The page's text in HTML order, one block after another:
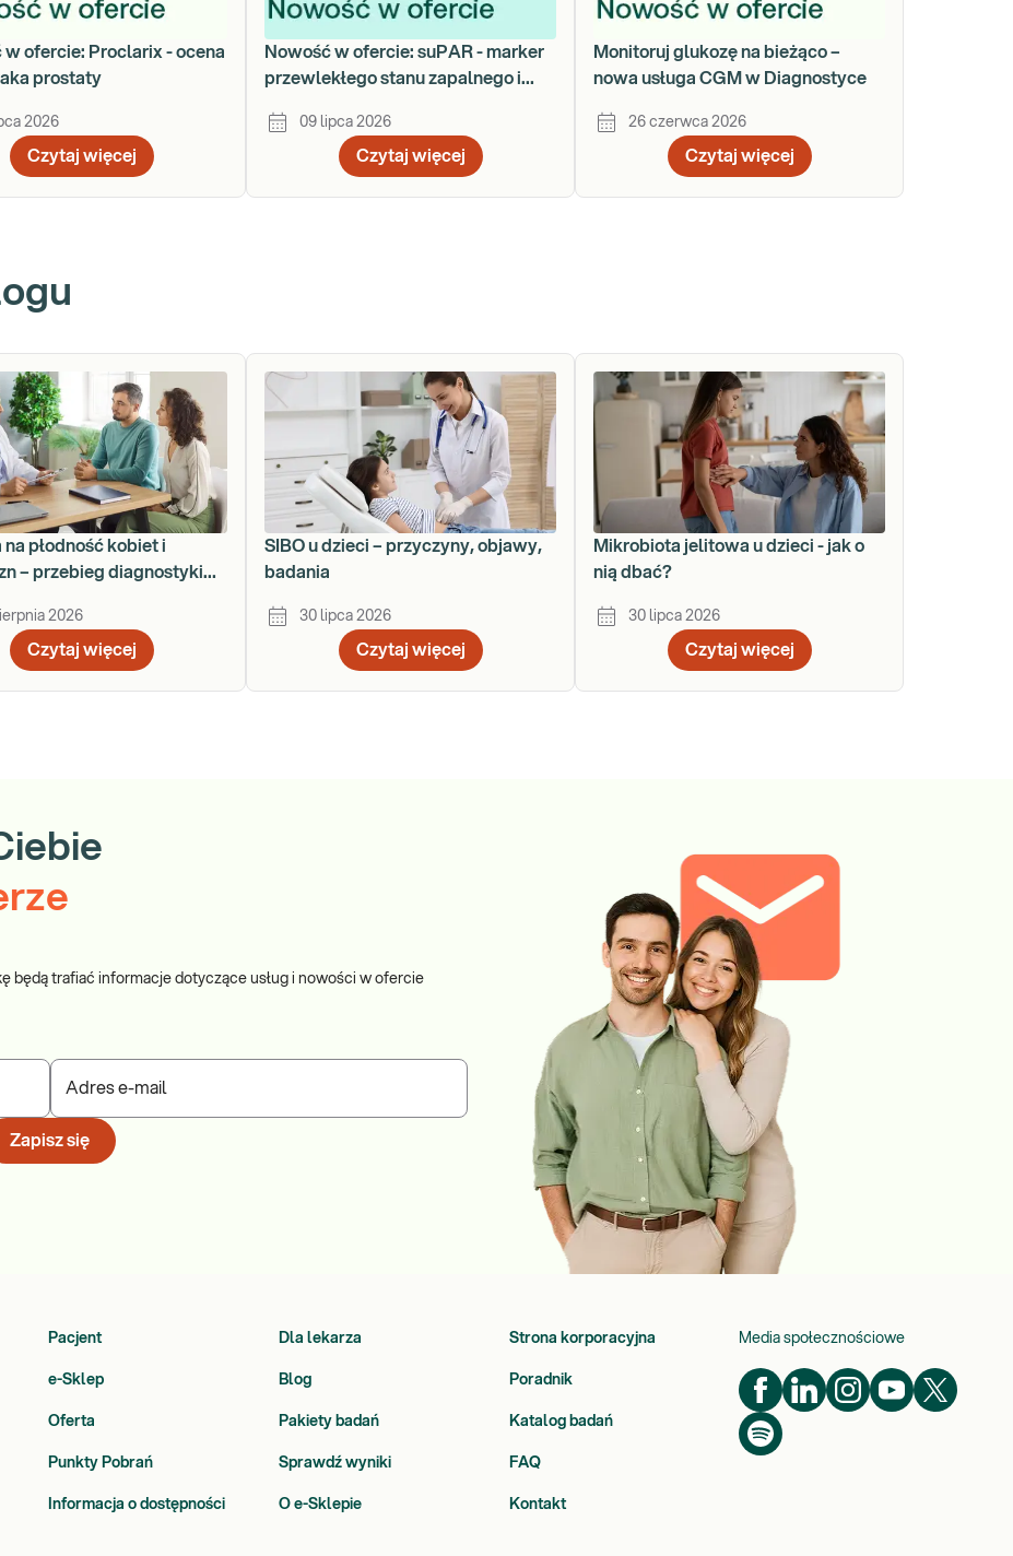
w ofercie: Proclarix - ocena
prostaty
2026
Czytaj więcej
Nowość w ofercie: suPAR - marker
przewlekłego stanu zapalnego i
09 lipca 2026
Czytaj więcej
Monitoruj glukozę na bieżąco –
nowa usługa CGM w Diagnostyce
26 czerwca 2026
Czytaj więcej
na płodność kobiet i
– przebieg diagnostyki
2026
Czytaj więcej
SIBO u dzieci – przyczyny, objawy,
badania
30 lipca 2026
Czytaj więcej
Mikrobiota jelitowa u dzieci - jak o
nią dbać?
30 lipca 2026
Czytaj więcej
będą trafiać informacje dotyczące usług i nowości w ofercie
Adres e-mail
Zapisz się
Pacjent Dla lekarza Strona korporacyjna
e-Sklep Blog Poradnik
Oferta Pakiety badań Katalog badań
Punkty Pobrań Sprawdź wyniki FAQ
Informacja o dostępności O e-Sklepie Kontakt
Media społecznościowe